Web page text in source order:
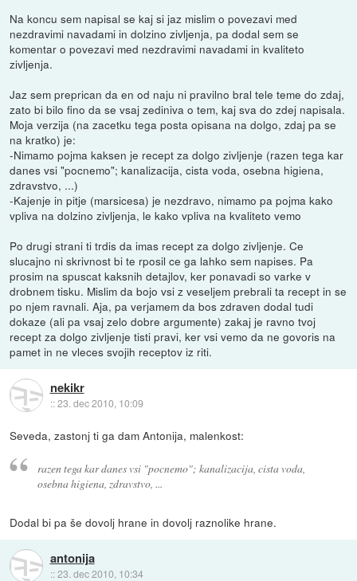
Na koncu sem napisal se kaj si jaz mislim o povezavi med
nezdravimi navadami in dolzino zivljenja, pa dodal sem se
komentar o povezavi med nezdravimi navadami in kvaliteto
zivljenja.
Jaz sem preprican da en od naju ni pravilno bral tele teme do zdaj,
zato bi bilo fino da se vsaj zediniva o tem, kaj sva do zdej napisala.
Moja verzija (na zacetku tega posta opisana na dolgo, zdaj pa se
na kratko) je:
-Nimamo pojma kaksen je recept za dolgo zivljenje (razen tega kar
danes vsi "pocnemo"; kanalizacija, cista voda, osebna higiena,
zdravstvo, ...)
-Kajenje in pitje (marsicesa) je nezdravo, nimamo pa pojma kako
vpliva na dolzino zivljenja, le kako vpliva na kvaliteto vemo
Po drugi strani ti trdis da imas recept za dolgo zivljenje. Ce
slucajno ni skrivnost bi te rposil ce ga lahko sem napises. Pa
prosim na spuscat kaksnih detajlov, ker ponavadi so varke v
drobnem tisku. Mislim da bojo vsi z veseljem prebrali ta recept in se
po njem ravnali. Aja, pa verjamem da bos zdraven dodal tudi
dokaze (ali pa vsaj zelo dobre argumente) zakaj je ravno tvoj
recept za dolgo zivljenje tisti pravi, ker vsi vemo da ne govoris na
pamet in ne vleces svojih receptov iz riti.
nekikr
::23. dec 2010, 10:09
Seveda, zastonj ti ga dam Antonija, malenkost:
razen tega kar danes vsi "pocnemo"; kanalizacija, cista voda,
osebna higiena, zdravstvo, ...
Dodal bi pa še dovolj hrane in dovolj raznolike hrane.
antonija
::23. dec 2010, 10:34